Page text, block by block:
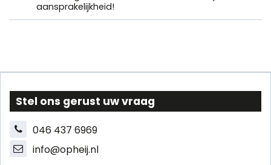
aansprakelijkheid!
Stel ons gerust uw vraag
046 437 6969
info@opheij.nl